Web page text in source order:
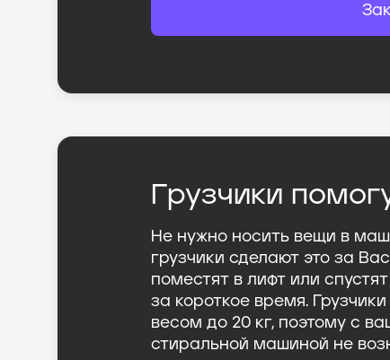
Грузчики
Не нужно носить вещи в
грузчики сделают это за
поместят в лифт или
за короткое время.
весом до 20 кг, поэтому с
стиральной машиной не